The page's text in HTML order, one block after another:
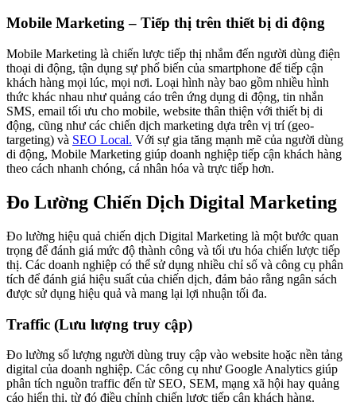
Mobile Marketing – Tiếp thị trên thiết bị di động
Mobile Marketing là chiến lược tiếp thị nhắm đến người dùng điện
thoại di động, tận dụng sự phổ biến của smartphone để tiếp cận
khách hàng mọi lúc, mọi nơi. Loại hình này bao gồm nhiều hình
thức khác nhau như quảng cáo trên ứng dụng di động, tin nhắn
SMS, email tối ưu cho mobile, website thân thiện với thiết bị di
động, cũng như các chiến dịch marketing dựa trên vị trí (geo-
targeting) và SEO Local. Với sự gia tăng mạnh mẽ của người dùng
di động, Mobile Marketing giúp doanh nghiệp tiếp cận khách hàng
theo cách nhanh chóng, cá nhân hóa và trực tiếp hơn.
Đo Lường Chiến Dịch Digital Marketing
Đo lường hiệu quả chiến dịch Digital Marketing là một bước quan
trọng để đánh giá mức độ thành công và tối ưu hóa chiến lược tiếp
thị. Các doanh nghiệp có thể sử dụng nhiều chỉ số và công cụ phân
tích để đánh giá hiệu suất của chiến dịch, đảm bảo rằng ngân sách
được sử dụng hiệu quả và mang lại lợi nhuận tối đa.
Traffic (Lưu lượng truy cập)
Đo lường số lượng người dùng truy cập vào website hoặc nền tảng
digital của doanh nghiệp. Các công cụ như Google Analytics giúp
phân tích nguồn traffic đến từ SEO, SEM, mạng xã hội hay quảng
cáo hiển thị, từ đó điều chỉnh chiến lược tiếp cận khách hàng.